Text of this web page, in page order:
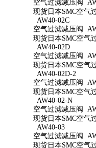
空气过滤减压阀
现货日本SMC空气
AW40-02C
空气过滤减压阀
现货日本SMC空气
AW40-02D
空气过滤减压阀
现货日本SMC空气
AW40-02D-2
空气过滤减压阀
现货日本SMC空气
AW40-02-N
空气过滤减压阀
现货日本SMC空气
AW40-03
空气过滤减压阀
现货日本SMC空气